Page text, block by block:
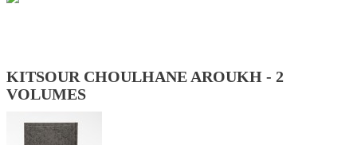
KITSOUR CHOULHANE AROUKH - 2
VOLUMES